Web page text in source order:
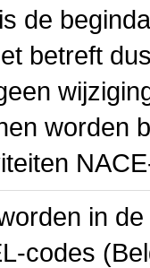
de
betreft
worden
in
codes